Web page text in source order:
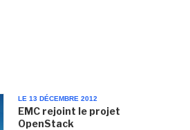
LE 13 DÉCEMBRE 2012
EMC rejoint le projet
OpenStack